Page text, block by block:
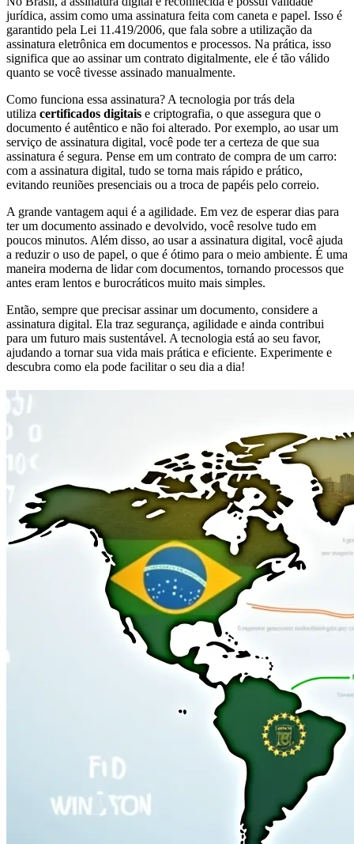
jurídica, assim como uma assinatura feita com caneta e papel. Isso é
garantido pela Lei 11.419/2006, que fala sobre a utilização da
assinatura eletrônica em documentos e processos. Na prática, isso
significa que ao assinar um contrato digitalmente, ele é tão válido
quanto se você tivesse assinado manualmente.
Como funciona essa assinatura? A tecnologia por trás dela
utiliza certificados digitais e criptografia, o que assegura que o
documento é autêntico e não foi alterado. Por exemplo, ao usar um
serviço de assinatura digital, você pode ter a certeza de que sua
assinatura é segura. Pense em um contrato de compra de um carro:
com a assinatura digital, tudo se torna mais rápido e prático,
evitando reuniões presenciais ou a troca de papéis pelo correio.
A grande vantagem aqui é a agilidade. Em vez de esperar dias para
ter um documento assinado e devolvido, você resolve tudo em
poucos minutos. Além disso, ao usar a assinatura digital, você ajuda
a reduzir o uso de papel, o que é ótimo para o meio ambiente. É uma
maneira moderna de lidar com documentos, tornando processos que
antes eram lentos e burocráticos muito mais simples.
Então, sempre que precisar assinar um documento, considere a
assinatura digital. Ela traz segurança, agilidade e ainda contribui
para um futuro mais sustentável. A tecnologia está ao seu favor,
ajudando a tornar sua vida mais prática e eficiente. Experimente e
descubra como ela pode facilitar o seu dia a dia!